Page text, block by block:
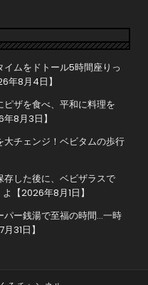
イムをドトール5時間座りっ
年8月4日】
ピザを食べ、平和に料理を
8月3日】
大チェンジ！ベビタムの歩行
存した後に、ベビザラスで
【2026年8月1日】
パー銭湯で至福の時間…一時
31日】